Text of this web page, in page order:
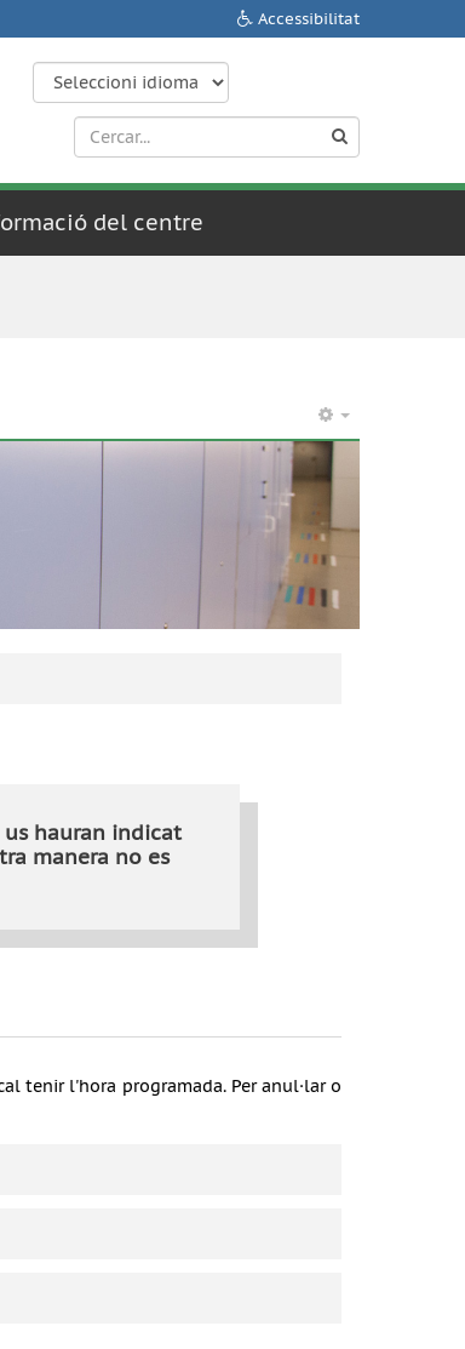
Accessibilitat
del centre
hauran indicat
manera no es
tenir l'hora programada. Per anul·lar o